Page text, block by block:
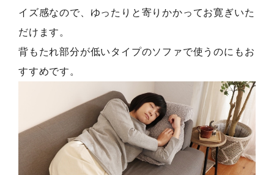
イズ感なので、ゆったりと寄りかかってお寛ぎいた
だけます。
背もたれ部分が低いタイプのソファで使うのにもお
すすめです。